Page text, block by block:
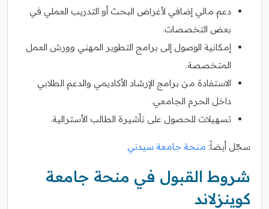
دعم مالي إضافي لأغراض البحث أو التدريب العملي في
بعض التخصصات.
إمكانية الوصول إلى برامج التطوير المهني وورش العمل
المتخصصة.
الاستفادة من برامج الإرشاد الأكاديمي والدعم الطلابي
داخل الحرم الجامعي.
تسهيلات للحصول على تأشيرة الطالب الأسترالية.
سجّل أيضاً: منحة جامعة سيدني
شروط القبول في منحة جامعة
كوينزلاند